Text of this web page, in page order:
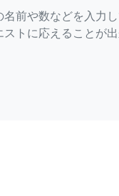
前や数などを入力し
トに応えることが